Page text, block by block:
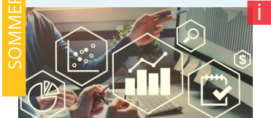
Digital Business & Innovation
Allgemeines wirtschaftliches Studium gekoppelt
mit Digital Business, Digital Innovation und Big
Data.
ℹ